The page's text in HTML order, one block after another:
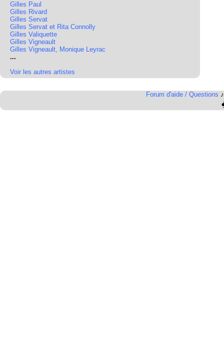
Gilles Paul
Gilles Rivard
Gilles Servat
Gilles Servat et Rita Connolly
Gilles Valiquette
Gilles Vigneault
Gilles Vigneault, Monique Leyrac
...
Voir les autres artistes
Forum d'aide / Questions